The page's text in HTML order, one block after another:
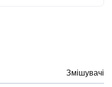
Змішувачі